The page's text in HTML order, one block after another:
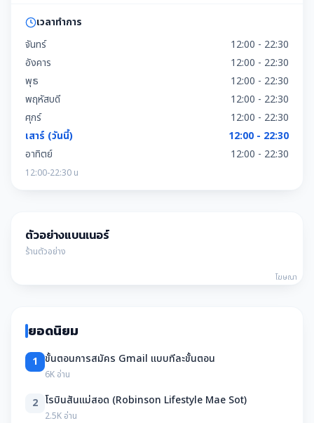
เวลาทำการ
จันทร์
12:00 - 22:30
อังคาร
12:00 - 22:30
พุธ
12:00 - 22:30
พฤหัสบดี
12:00 - 22:30
ศุกร์
12:00 - 22:30
เสาร์ (วันนี้)
12:00 - 22:30
อาทิตย์
12:00 - 22:30
12:00-22:30 น
ตัวอย่างแบนเนอร์
ร้านตัวอย่าง
โฆษณา
ยอดนิยม
1 ขั้นตอนการสมัคร Gmail แบบทีละขั้นตอน
6K อ่าน
2 โรบินสันแม่สอด (Robinson Lifestyle Mae Sot)
2.5K อ่าน